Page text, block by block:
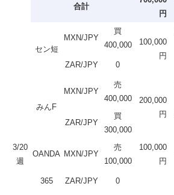
合計
円
3/20
週
セン短
MXN/JPY
買
400,000
100,000
円
ZAR/JPY 0
みんF
MXN/JPY
売
400,000
200,000
円
ZAR/JPY
買
300,000
OANDA MXN/JPY
売
100,000
100,000
円
365 ZAR/JPY 0